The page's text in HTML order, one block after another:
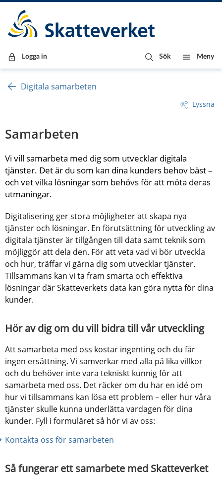
Till innehåll
Till navigationen
Till chattrobot
Logga in Sök Meny
Digitala samarbeten
Lyssna
Samarbeten
Vi vill samarbeta med dig som utvecklar digitala
tjänster. Det är du som kan dina kunders behov bäst –
och vet vilka lösningar som behövs för att möta deras
utmaningar.
Digitalisering ger stora möjligheter att skapa nya
tjänster och lösningar. En förutsättning för utveckling av
digitala tjänster är tillgången till data samt teknik som
möjliggör att dela den. För att veta vad vi bör utveckla
och hur, träffar vi gärna dig som utvecklar tjänster.
Tillsammans kan vi ta fram smarta och effektiva
lösningar där Skatteverkets data kan göra nytta för dina
kunder.
Hör av dig om du vill bidra till vår utveckling
Att samarbeta med oss kostar ingenting och du får
ingen ersättning. Vi samverkar med alla på lika villkor
och du behöver inte vara tekniskt kunnig för att
samarbeta med oss. Det räcker om du har en idé om
hur vi tillsammans kan lösa ett problem – eller hur våra
tjänster skulle kunna underlätta vardagen för dina
kunder. Fyll i formuläret så hör vi av oss:
Kontakta oss för samarbeten
Så fungerar ett samarbete med Skatteverket